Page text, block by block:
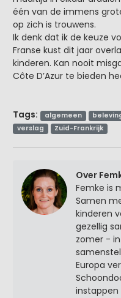
één van de immens
op zich is trouwens.
Ik denk dat ik de keuze
Franse kust dit jaar
kinderen. Kan nooit
Côte D’Azur te bieden
Tags: algemeen
verslag
Zuid-Frankrijk
Over
Femke is
Samen
kinderen
gezellig
zomer -
Europa